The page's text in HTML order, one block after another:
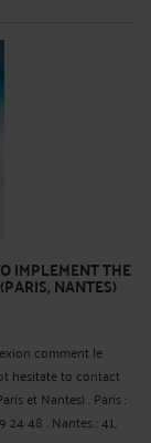
IMPLEMENT THE
NANTES)
comment le
hesitate to contact
et Nantes) . Paris :
24 48 . Nantes : 41,